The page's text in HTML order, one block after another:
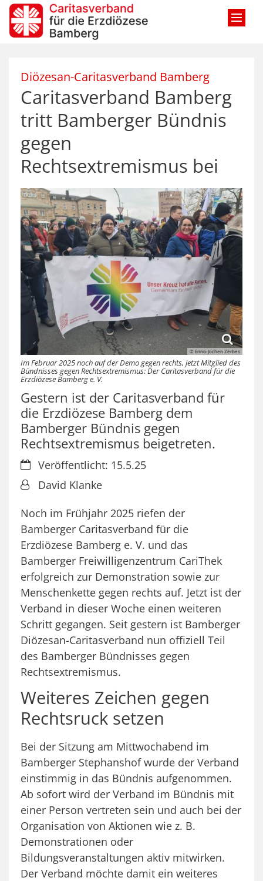
Zum Inhalt springen
Diözesan-Caritasverband Bamberg:
Caritasverband Bamberg
tritt Bamberger Bündnis
gegen
Rechtsextremismus bei
© Enno-Jochen Zerbes
Im Februar 2025 noch auf der Demo gegen rechts, jetzt Mitglied des
Bündnisses gegen Rechtsextremismus: Der Caritasverband für die
Erzdiözese Bamberg e. V.
Gestern ist der Caritasverband für
die Erzdiözese Bamberg dem
Bamberger Bündnis gegen
Rechtsextremismus beigetreten.
Datum:Veröffentlicht: 15.5.25
Von:David Klanke
Noch im Frühjahr 2025 riefen der
Bamberger Caritasverband für die
Erzdiözese Bamberg e. V. und das
Bamberger Freiwilligenzentrum CariThek
erfolgreich zur Demonstration sowie zur
Menschenkette gegen rechts auf. Jetzt ist der
Verband in dieser Woche einen weiteren
Schritt gegangen. Seit gestern ist Bamberger
Diözesan-Caritasverband nun offiziell Teil
des Bamberger Bündnisses gegen
Rechtsextremismus.
Weiteres Zeichen gegen
Rechtsruck setzen
Bei der Sitzung am Mittwochabend im
Bamberger Stephanshof wurde der Verband
einstimmig in das Bündnis aufgenommen.
Ab sofort wird der Verband im Bündnis mit
einer Person vertreten sein und auch bei der
Organisation von Aktionen wie z. B.
Demonstrationen oder
Bildungsveranstaltungen aktiv mitwirken.
Der Verband möchte damit ein weiteres